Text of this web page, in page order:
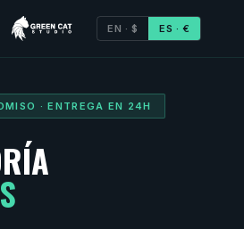
EN · $ ES · €
· ENTREGA EN 24H